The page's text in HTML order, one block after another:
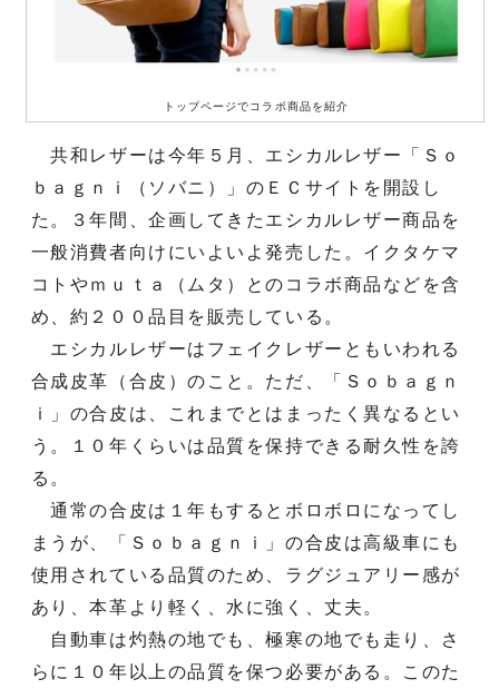
トップページでコラボ商品を紹介
共和レザーは今年５月、エシカルレザー「Ｓｏ
ｂａｇｎｉ（ソバニ）」のＥＣサイトを開設し
た。３年間、企画してきたエシカルレザー商品を
一般消費者向けにいよいよ発売した。イクタケマ
コトやｍｕｔａ（ムタ）とのコラボ商品などを含
め、約２００品目を販売している。
エシカルレザーはフェイクレザーともいわれる
合成皮革（合皮）のこと。ただ、「Ｓｏｂａｇｎ
ｉ」の合皮は、これまでとはまったく異なるとい
う。１０年くらいは品質を保持できる耐久性を誇
る。
通常の合皮は１年もするとボロボロになってし
まうが、「Ｓｏｂａｇｎｉ」の合皮は高級車にも
使用されている品質のため、ラグジュアリー感が
あり、本革より軽く、水に強く、丈夫。
自動車は灼熱の地でも、極寒の地でも走り、さ
らに１０年以上の品質を保つ必要がある。このた